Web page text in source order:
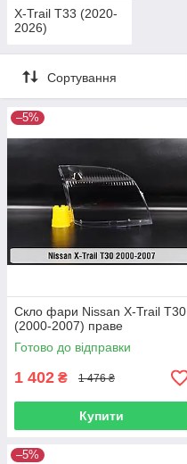
X-Trail T33 (2020-
2026)
Сортування
–5%
Скло фари Nissan X-Trail T30
(2000-2007) праве
Готово до відправки
1 402 ₴ 1 476 ₴
Купити
–5%